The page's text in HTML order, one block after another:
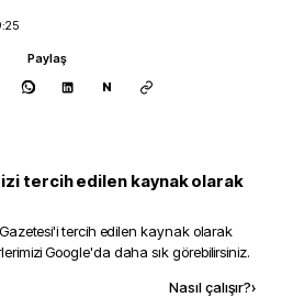
Paylaş
N
tercih edilen kaynak olarak
'i tercih edilen kaynak olarak
Google'da daha sık görebilirsiniz.
Nasıl çalışır?›